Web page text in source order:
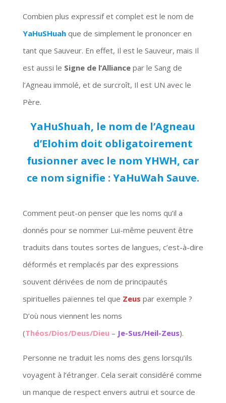
Combien plus expressif et complet est le nom de
YaHuSHuahque de simplement le prononcer en
tant que Sauveur. En effet, Il est le Sauveur, mais Il
est aussi le Signe de l’Alliancepar le Sang de
l’Agneau immolé, et de surcroît, Il est UN avec le
Père.
YaHuShuah, le nom de l’Agneau
d’Elohim doit obligatoirement
fusionner avec le nom YHWH, car
ce nom signifie : YaHuWah Sauve.
Comment peut-on penser que les noms qu’il a
donnés pour se nommer Lui-même peuvent être
traduits dans toutes sortes de langues, c’est-à-dire
déformés et remplacés par des expressions
souvent dérivées de nom de principautés
spirituelles païennes tel que Zeus par exemple ?
D’où nous viennent les noms
(Théos/Dios/Deus/Dieu– Je-Sus/Heil-Zeus).
Personne ne traduit les noms des gens lorsqu’ils
voyagent à l’étranger. Cela serait considéré comme
un manque de respect envers autrui et source de